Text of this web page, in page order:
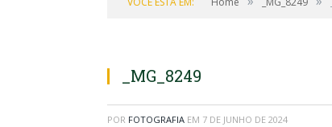
_MG_8249
POR FOTOGRAFIA EM 7 DE JUNHO DE 2024